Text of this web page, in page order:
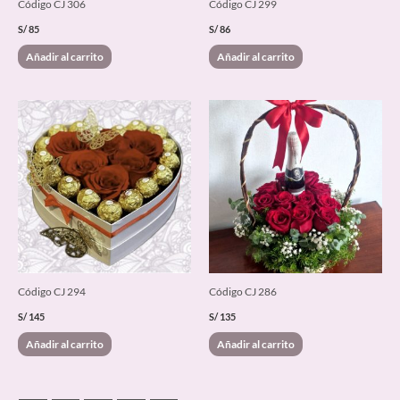
Código CJ 306
S/85
Añadir al carrito
Código CJ 299
S/86
Añadir al carrito
Código CJ 294
S/145
Añadir al carrito
Código CJ 286
S/135
Añadir al carrito